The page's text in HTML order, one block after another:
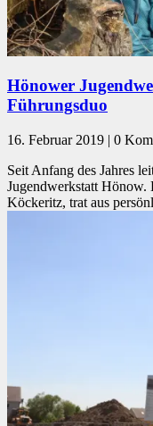
Hönower
Führungsduo
16. Februar 2019 | 0
Seit Anfang des Jahres
Jugendwerkstatt Hönow.
Köckeritz, trat aus